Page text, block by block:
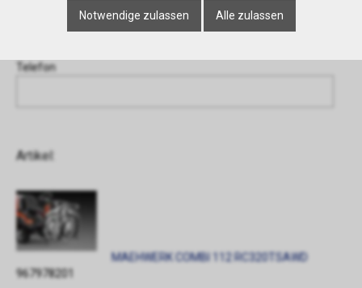
Telefon
Artikel:
MAEHWERK COMBI 112 RC320TSAWD
967978201
Notwendige zulassen Alle zulassen